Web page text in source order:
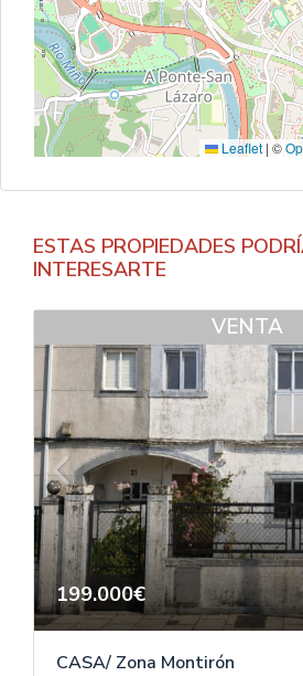
Leaflet | ©
ESTAS PROPIEDADES
INTERESARTE
VENTA
199.000€
CASA/ Zona Montirón